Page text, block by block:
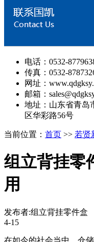
电话：0532-
传真：0532-
网址：
邮箱：
地址：山东省青岛
区华彩路56号
当前位置： 首页 >> 若贤
组立背挂零
用
发布者:组立背挂零件
4-15
在如今的社会当中，仓